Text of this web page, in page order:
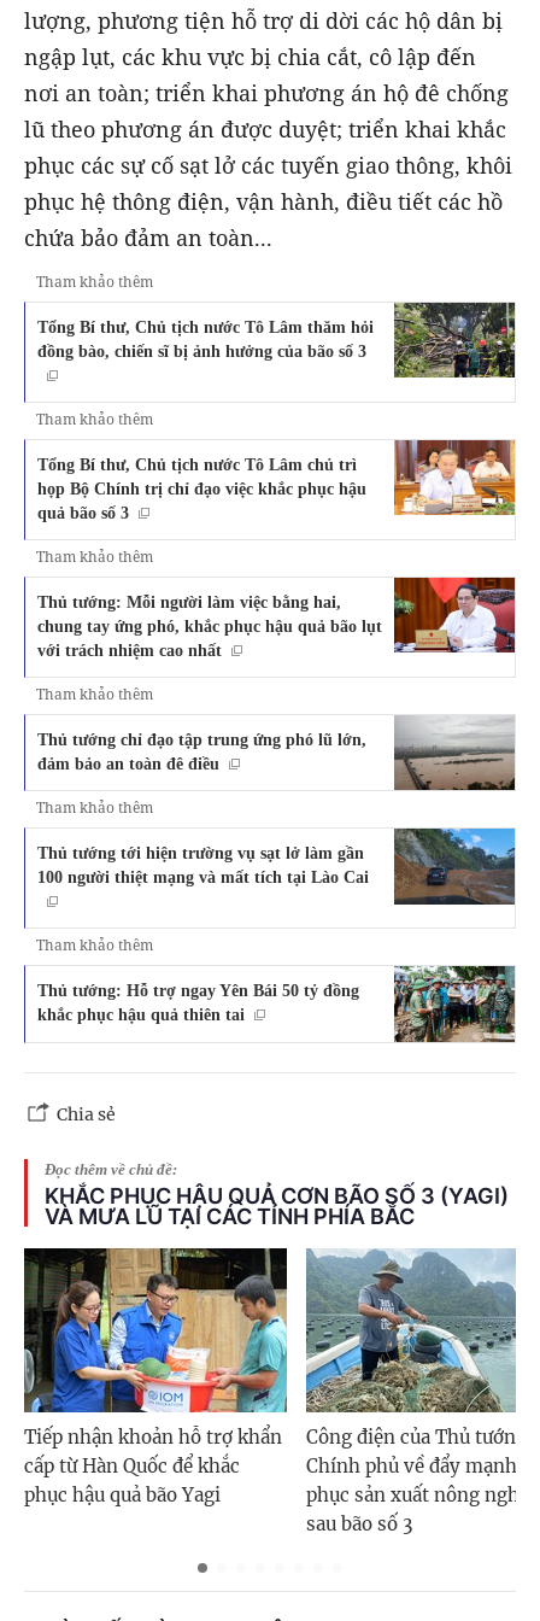
lượng, phương tiện hỗ trợ di dời các hộ dân bị
ngập lụt, các khu vực bị chia cắt, cô lập đến
nơi an toàn; triển khai phương án hộ đê chống
lũ theo phương án được duyệt; triển khai khắc
phục các sự cố sạt lở các tuyến giao thông, khôi
phục hệ thông điện, vận hành, điều tiết các hồ
chứa bảo đảm an toàn...
Tham khảo thêm
Tổng Bí thư, Chủ tịch nước Tô Lâm thăm hỏi
đồng bào, chiến sĩ bị ảnh hưởng của bão số 3
Tham khảo thêm
Tổng Bí thư, Chủ tịch nước Tô Lâm chủ trì
họp Bộ Chính trị chỉ đạo việc khắc phục hậu
quả bão số 3
Tham khảo thêm
Thủ tướng: Mỗi người làm việc bằng hai,
chung tay ứng phó, khắc phục hậu quả bão lụt
với trách nhiệm cao nhất
Tham khảo thêm
Thủ tướng chỉ đạo tập trung ứng phó lũ lớn,
đảm bảo an toàn đê điều
Tham khảo thêm
Thủ tướng tới hiện trường vụ sạt lở làm gần
100 người thiệt mạng và mất tích tại Lào Cai
Tham khảo thêm
Thủ tướng: Hỗ trợ ngay Yên Bái 50 tỷ đồng
khắc phục hậu quả thiên tai
Chia sẻ
Đọc thêm về chủ đề:
KHẮC PHỤC HẬU QUẢ CƠN BÃO SỐ 3 (YAGI)
VÀ MƯA LŨ TẠI CÁC TỈNH PHÍA BẮC
Tiếp nhận khoản hỗ trợ khẩn
cấp từ Hàn Quốc để khắc
phục hậu quả bão Yagi
Công điện của Thủ tướng
Chính phủ về đẩy mạnh
phục sản xuất nông
sau bão số 3